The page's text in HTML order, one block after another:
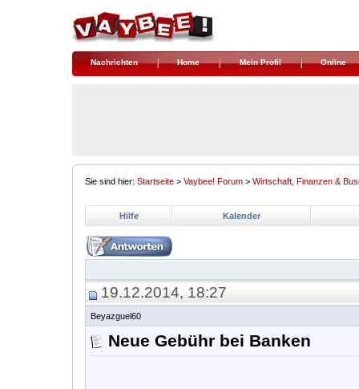
Nachrichten Home Mein Profil Online
Sie sind hier: Startseite > Vaybee! Forum > Wirtschaft, Finanzen &
Hilfe Kalender
19.12.2014, 18:27
Beyazguel60
Neue Gebühr bei Banken